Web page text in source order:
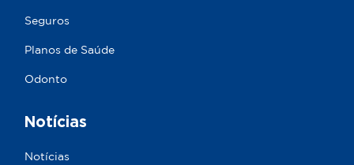
Seguros
Planos de Saúde
Odonto
Notícias
Notícias